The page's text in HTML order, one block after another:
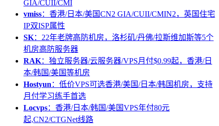
GIA/CUII/CMI
vmiss：香港/日本/美国CN2 GIA/CUII/CMIN2，英国住宅
IP双ISP属性
SK：22年老牌高防机房，洛杉矶/丹佛/拉斯维加斯等5个
机房高防服务器
RAK：独立服务器/云服务器/VPS月付$0.99起，香港/日
本/韩国/美国等机房
Hostyun ：低价VPS可选香港/美国/日本/韩国机房，支持
月付学习练手首选
Locvps：香港/日本/韩国/美国VPS年付80元
起,CN2/CTGNet线路